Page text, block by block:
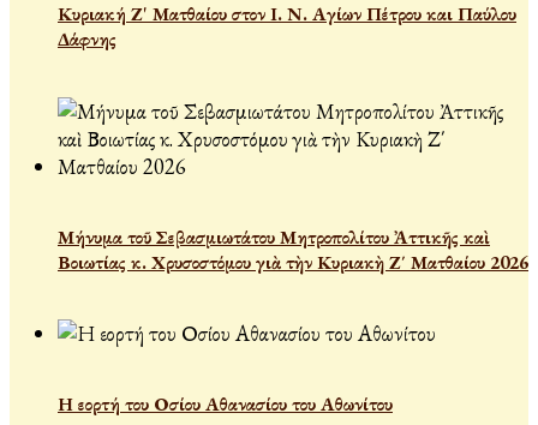
Κυριακή Ζ' Ματθαίου στον Ι. Ν. Αγίων Πέτρου και Παύλου
Δάφνης
Μήνυμα τοῦ Σεβασμιωτάτου Μητροπολίτου Ἀττικῆς καὶ
Βοιωτίας κ. Χρυσοστόμου γιὰ τὴν Κυριακὴ Ζ΄ Ματθαίου 2026
Η εορτή του Οσίου Αθανασίου του Αθωνίτου